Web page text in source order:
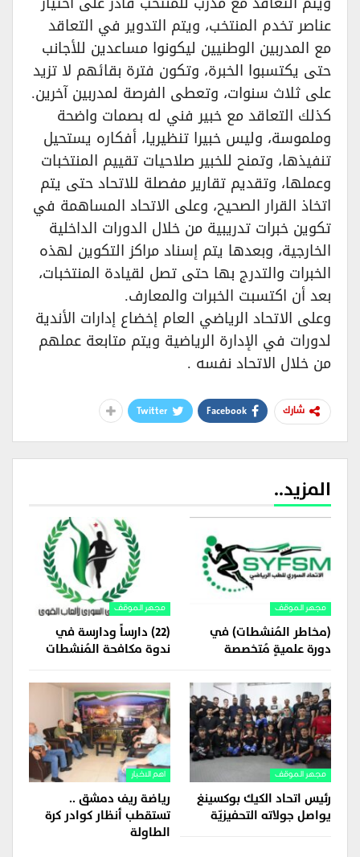
عناصر تخدم المنتخب، ويتم التدوير في التعاقد
مع المدربين الوطنيين ليكونوا مساعدين للأجانب
حتى يكتسبوا الخبرة، وتكون فترة بقائهم لا تزيد
على ثلاث سنوات، وتعطى الفرصة لمدربين آخرين.‏
كذلك التعاقد مع خبير فني له بصمات واضحة
وملموسة، وليس خبيرا تنظيريا، أفكاره يستحيل
تنفيذها، وتمنح للخبير صلاحيات تقييم المنتخبات
وعملها، وتقديم تقارير مفصلة للاتحاد حتى يتم
اتخاذ القرار الصحيح، وعلى الاتحاد المساهمة في
تكوين خبرات تدريبية من خلال الدورات الداخلية
الخارجية، وبعدها يتم إسناد مراكز التكوين لهذه
الخبرات والتدرج بها حتى تصل لقيادة المنتخبات،
بعد أن اكتسبت الخبرات والمعارف.‏
وعلى الاتحاد الرياضي العام إخضاع إدارات الأندية
لدورات في الإدارة الرياضية ويتم متابعة عملهم
من خلال الاتحاد نفسه .‏
شارك Facebook
Twitter
المزيد..
مجهر الموقف
(مخاطر المُنشطات) في
دورة علميةٍ مُتخصصة
مجهر الموقف
(22) دارساً ودارسة في
ندوة مكافحة المُنشطات
مجهر الموقف
رئيس اتحاد الكيك بوكسينغ
يواصل جولاته التحفيزيّة
اهم الاخبار
رياضة ريف دمشق ..
تستقطب أنظار كوادر كرة
الطاولة